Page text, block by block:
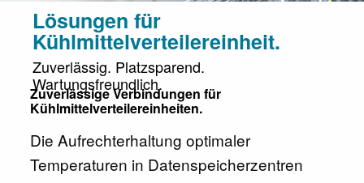
Lösungen für
Kühlmittelverteilereinheit.
Zuverlässig. Platzsparend.
Wartungsfreundlich.
Zuverlässige Verbindungen für
Kühlmittelverteilereinheiten.
Die Aufrechterhaltung optimaler
Temperaturen in Datenspeicherzentren